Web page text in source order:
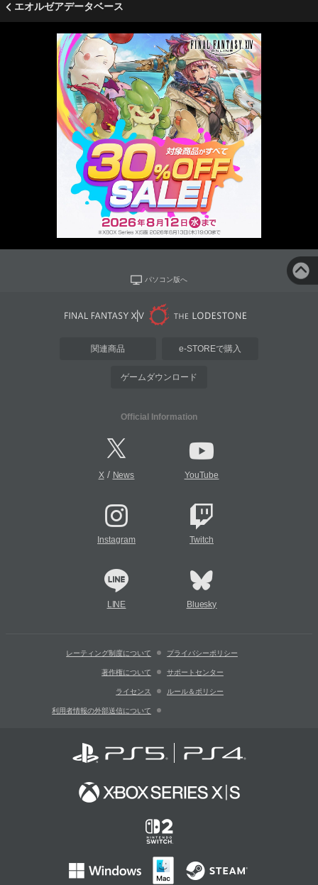
エオルゼアデータベース
パソコン版へ
関連商品 e-STOREで購入
ゲームダウンロード
Official Information
X/ News YouTube
Instagram Twitch
LINE Bluesky
レーティング制度について プライバシーポリシー
著作権について サポートセンター
ライセンス ルール＆ポリシー
利用者情報の外部送信について